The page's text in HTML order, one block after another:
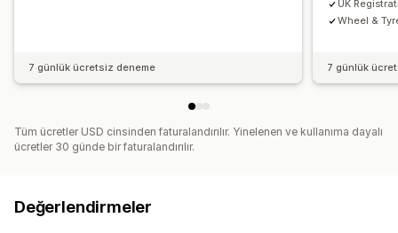
7 günlük ücretsiz deneme
UK
Wheel &
7 günlük
Tüm ücretler USD cinsinden faturalandırılır. Yinelenen ve kullanıma dayalı
ücretler 30 günde bir faturalandırılır.
Değerlendirmeler